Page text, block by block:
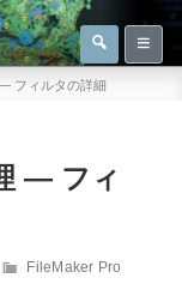
検
検
索
フィルタの詳細
— フィ
カ
FileMaker Pro